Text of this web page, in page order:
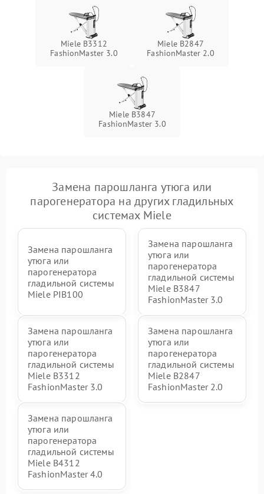
Подробнее →
Неисправность блока
питания
Подробнее →
1000 ₽
Неисправность кнопок
500 ₽
Неисправность
индикаторов (дисплея)
2000 ₽
Miele B3312
FashionMaster 3.0
Miele B2847
FashionMaster 2.0
Miele B3847
FashionMaster 3.0
Замена парошланга утюга или
парогенератора на других гладильных
системах Miele
Замена парошланга
утюга или
парогенератора
гладильной системы
Miele PIB100
Замена парошланга
утюга или
парогенератора
гладильной системы
Miele B3847
FashionMaster 3.0
Замена парошланга
утюга или
парогенератора
гладильной системы
Miele B3312
FashionMaster 3.0
Замена парошланга
утюга или
парогенератора
гладильной системы
Miele B2847
FashionMaster 2.0
Замена парошланга
утюга или
парогенератора
гладильной системы
Miele B4312
FashionMaster 4.0